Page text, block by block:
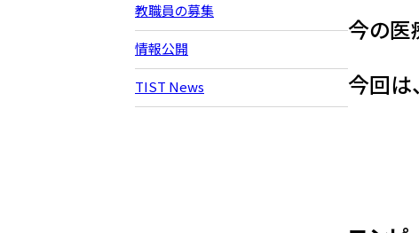
今の医
今回は
教職員の募集
情報公開
TIST News